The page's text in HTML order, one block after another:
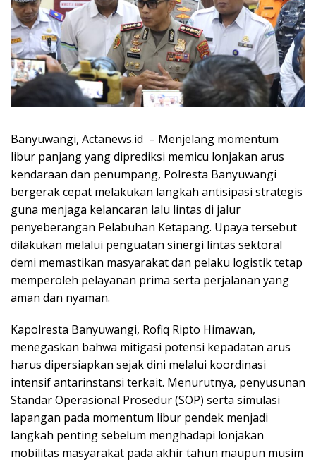
Banyuwangi, Actanews.id – Menjelang momentum
libur panjang yang diprediksi memicu lonjakan arus
kendaraan dan penumpang, Polresta Banyuwangi
bergerak cepat melakukan langkah antisipasi strategis
guna menjaga kelancaran lalu lintas di jalur
penyeberangan Pelabuhan Ketapang. Upaya tersebut
dilakukan melalui penguatan sinergi lintas sektoral
demi memastikan masyarakat dan pelaku logistik tetap
memperoleh pelayanan prima serta perjalanan yang
aman dan nyaman.
Kapolresta Banyuwangi, Rofiq Ripto Himawan,
menegaskan bahwa mitigasi potensi kepadatan arus
harus dipersiapkan sejak dini melalui koordinasi
intensif antarinstansi terkait. Menurutnya, penyusunan
Standar Operasional Prosedur (SOP) serta simulasi
lapangan pada momentum libur pendek menjadi
langkah penting sebelum menghadapi lonjakan
mobilitas masyarakat pada akhir tahun maupun musim